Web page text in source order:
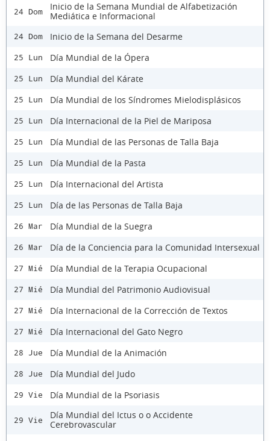
24 Dom
Inicio de la Semana Mundial de Alfabetización
Mediática e Informacional
24 Dom Inicio de la Semana del Desarme
25 Lun Día Mundial de la Ópera
25 Lun Día Mundial del Kárate
25 Lun Día Mundial de los Síndromes Mielodisplásicos
25 Lun Día Internacional de la Piel de Mariposa
25 Lun Día Mundial de las Personas de Talla Baja
25 Lun Día Mundial de la Pasta
25 Lun Día Internacional del Artista
25 Lun Día de las Personas de Talla Baja
26 Mar Día Mundial de la Suegra
26 Mar Día de la Conciencia para la Comunidad Intersexual
27 Mié Día Mundial de la Terapia Ocupacional
27 Mié Día Mundial del Patrimonio Audiovisual
27 Mié Día Internacional de la Corrección de Textos
27 Mié Día Internacional del Gato Negro
28 Jue Día Mundial de la Animación
28 Jue Día Mundial del Judo
29 Vie Día Mundial de la Psoriasis
29 Vie
Día Mundial del Ictus o o Accidente
Cerebrovascular